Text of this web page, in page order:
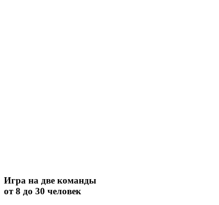
Игра на две команды
от 8 до 30 человек